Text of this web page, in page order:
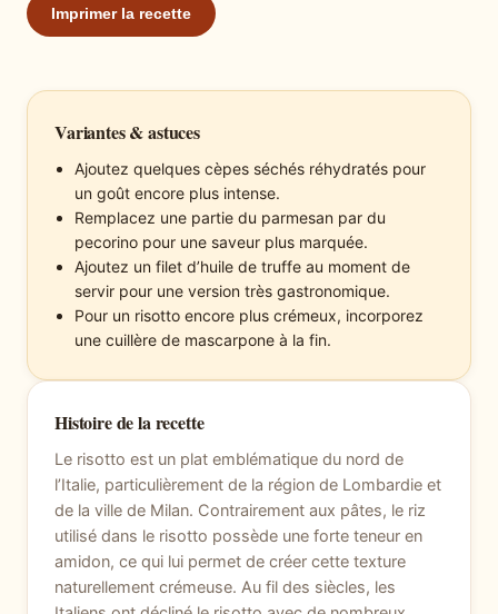
Imprimer la recette
Variantes & astuces
Ajoutez quelques cèpes séchés réhydratés pour
un goût encore plus intense.
Remplacez une partie du parmesan par du
pecorino pour une saveur plus marquée.
Ajoutez un filet d’huile de truffe au moment de
servir pour une version très gastronomique.
Pour un risotto encore plus crémeux, incorporez
une cuillère de mascarpone à la fin.
Histoire de la recette
Le risotto est un plat emblématique du nord de
l’Italie, particulièrement de la région de Lombardie et
de la ville de Milan. Contrairement aux pâtes, le riz
utilisé dans le risotto possède une forte teneur en
amidon, ce qui lui permet de créer cette texture
naturellement crémeuse. Au fil des siècles, les